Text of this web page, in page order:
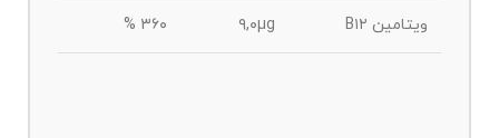
ویتامین B۱۲ ۹,۰µg ۳۶۰ %